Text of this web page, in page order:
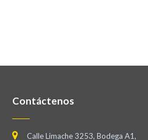
Contáctenos
Calle Limache 3253, Bodega A1,